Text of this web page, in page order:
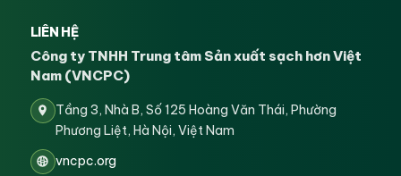
LIÊN HỆ
Công ty TNHH Trung tâm Sản xuất sạch hơn Việt
Nam (VNCPC)
Tầng 3, Nhà B, Số 125 Hoàng Văn Thái, Phường
Phương Liệt, Hà Nội, Việt Nam
vncpc.org